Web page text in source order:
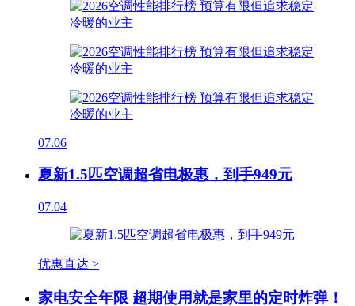
07.06
夏新1.5匹空调超省电极惠，到手949元
07.04
优惠直达 >
家电安全年限 超期使用就是家里的定时炸弹！